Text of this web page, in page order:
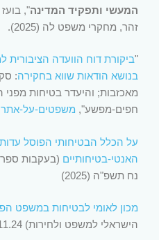
המעשי ותפקיד המדינה",
זהר, מחקרי משפט לה (2025).
"ביקורת דוח הוועדה הציבורית
בנושא הודאות שווא בחקירה:
מאכזבות; והיעדר בטיחות
חפים-מפשע", משפטים-על-אתר
על הכלל הבטיחותי הפוסל עדות
האנטי-בטיחותיים (בעקבות
נח תשפ"ה (2025)
מכון לאומי לבטיחות במשפט
הישראלי למשפט ולחירות) 14.11.24.